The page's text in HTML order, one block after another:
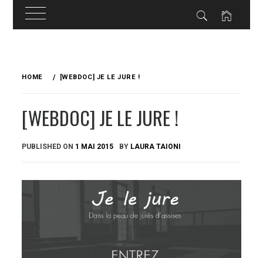
HOME [WEBDOC] JE LE JURE !
[WEBDOC] JE LE JURE !
PUBLISHED ON 1 MAI 2015 BY LAURA TAIONI